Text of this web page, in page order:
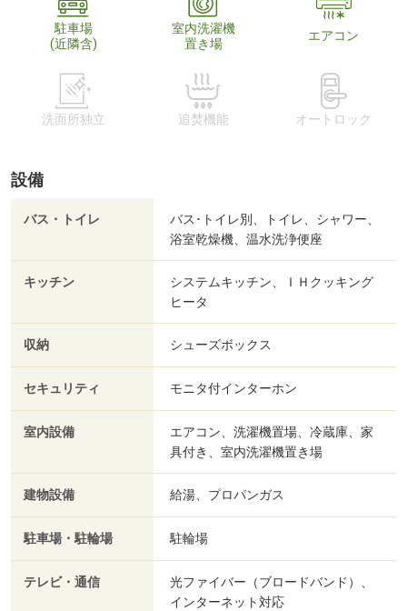
駐車場
(近隣含)
室内洗濯機
置き場
エアコン
洗面所独立 追焚機能 オートロック
設備
バス・トイレ
バス･トイレ別、トイレ、シャワー、
浴室乾燥機、温水洗浄便座
キッチン
システムキッチン、ＩＨクッキング
ヒータ
収納 シューズボックス
セキュリティ モニタ付インターホン
室内設備
エアコン、洗濯機置場、冷蔵庫、家
具付き、室内洗濯機置き場
建物設備 給湯、プロパンガス
駐車場・駐輪場 駐輪場
テレビ・通信
光ファイバー（ブロードバンド）、
インターネット対応